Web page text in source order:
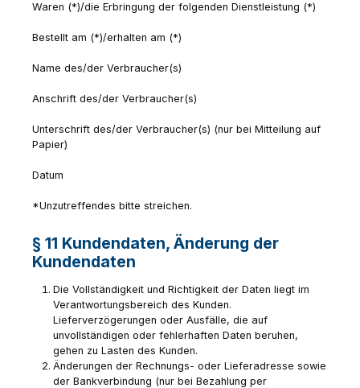
Waren (*)/die Erbringung der folgenden Dienstleistung (*)
Bestellt am (*)/erhalten am (*)
Name des/der Verbraucher(s)
Anschrift des/der Verbraucher(s)
Unterschrift des/der Verbraucher(s) (nur bei Mitteilung auf
Papier)
Datum
*Unzutreffendes bitte streichen.
§ 11 Kundendaten, Änderung der
Kundendaten
Die Vollständigkeit und Richtigkeit der Daten liegt im
Verantwortungsbereich des Kunden.
Lieferverzögerungen oder Ausfälle, die auf
unvollständigen oder fehlerhaften Daten beruhen,
gehen zu Lasten des Kunden.
Änderungen der Rechnungs- oder Lieferadresse sowie
der Bankverbindung (nur bei Bezahlung per